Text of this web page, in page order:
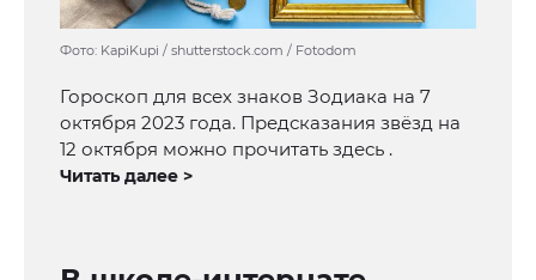
Фото: KapiKupi / shutterstock.com / Fotodom
Гороскоп для всех знаков Зодиака на 7
октября 2023 года. Предсказания звёзд на
12 октября можно прочитать здесь .
Читать далее >